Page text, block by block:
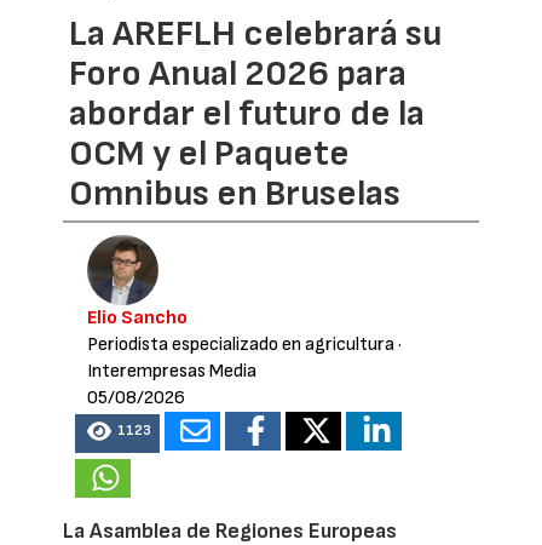
La AREFLH celebrará su
Foro Anual 2026 para
abordar el futuro de la
OCM y el Paquete
Omnibus en Bruselas
Elio Sancho
Periodista especializado en agricultura·
Interempresas Media
05/08/2026
1123
La Asamblea de Regiones Europeas